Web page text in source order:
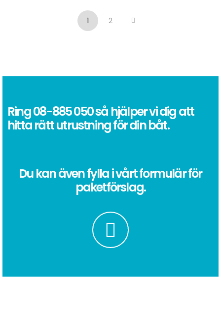
1 2
Ring08-885 050så hjälper vi dig att
hitta rätt utrustning för din båt.
Du kan även fylla i vårt formulär för
paketförslag.